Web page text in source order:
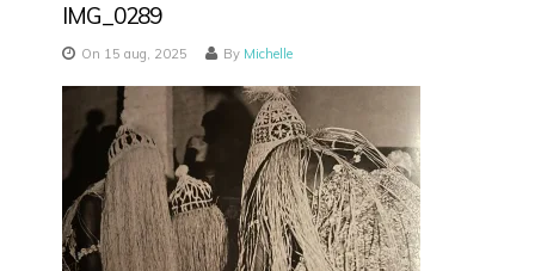
IMG_0289
On 15 aug, 2025 By Michelle